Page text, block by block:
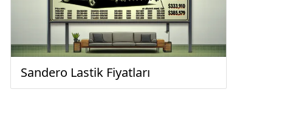
Sandero Lastik Fiyatları